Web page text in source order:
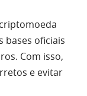
bases oficiais
Com isso,
e evitar